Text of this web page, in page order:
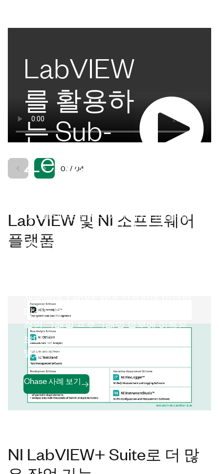
LabVIEW
를 활용하
는 Sub-
Zero의
LabVIEW는 엔지니어가 엔지니어를 위
해 만든 제품입니다. Sub-Zero에서
Chase Fearing과 같은 엔지니어와 그 팀
테스트를 수행합니다. LabVIEW의 직관
적인 그래픽 프로그래밍 덕분에 이들은
보다 쉽게 문제에 접근하여 솔루션을 개
발할 수 있습니다.
Chase 사례 보기
01 / 04
LabVIEW 및 NI 소프트웨어
플랫폼
NI LabVIEW+ Suite로 더 많